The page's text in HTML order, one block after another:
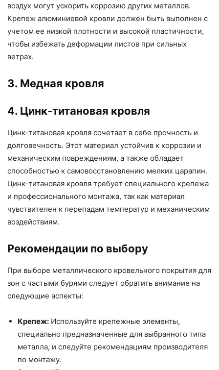
воздух могут ускорить коррозию других металлов.
Крепеж алюминиевой кровли должен быть выполнен с
учетом ее низкой плотности и высокой пластичности,
чтобы избежать деформации листов при сильных
ветрах.
3. Медная кровля
4. Цинк-титановая кровля
Цинк-титановая кровля сочетает в себе прочность и
долговечность. Этот материал устойчив к коррозии и
механическим повреждениям, а также обладает
способностью к самовосстановлению мелких царапин.
Цинк-титановая кровля требует специального крепежа
и профессионального монтажа, так как материал
чувствителен к перепадам температур и механическим
воздействиям.
Рекомендации по выбору
При выборе металлического кровельного покрытия для
зон с частыми бурями следует обратить внимание на
следующие аспекты:
Крепеж: Используйте крепежные элементы,
специально предназначенные для выбранного типа
металла, и следуйте рекомендациям производителя
по монтажу.